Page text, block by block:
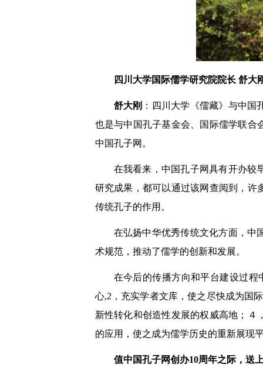
四川大学国际儒学研究院院长 舒大
舒大刚 ：四川大学《儒藏》与中
也是与中国孔子基金会、国际儒学联合
中国孔子网。
在我看来，中国孔子网具有开办较
研究成果，都可以通过该网查阅到，许
传统孔子的作用。
在弘扬中华优秀传统文化方面，中
术规范，推动了儒学的创新和发展。
在今后的传播方向和平台建设过
心,2，充实学者文库，使之尽快成为国
新性转化和创造性发展的权威高地；
的应用，使之成为儒学历史的重新展现
值中国孔子网创办10周年之际，送